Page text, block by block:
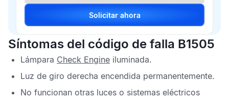
Solicitar ahora
Síntomas del código de falla B1505
Lámpara Check Engine iluminada.
Luz de giro derecha encendida permanentemente.
No funcionan otras luces o sistemas eléctricos